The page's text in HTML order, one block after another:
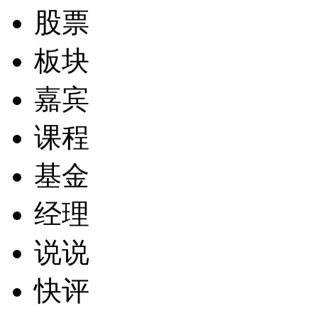
股票
板块
嘉宾
课程
基金
经理
说说
快评